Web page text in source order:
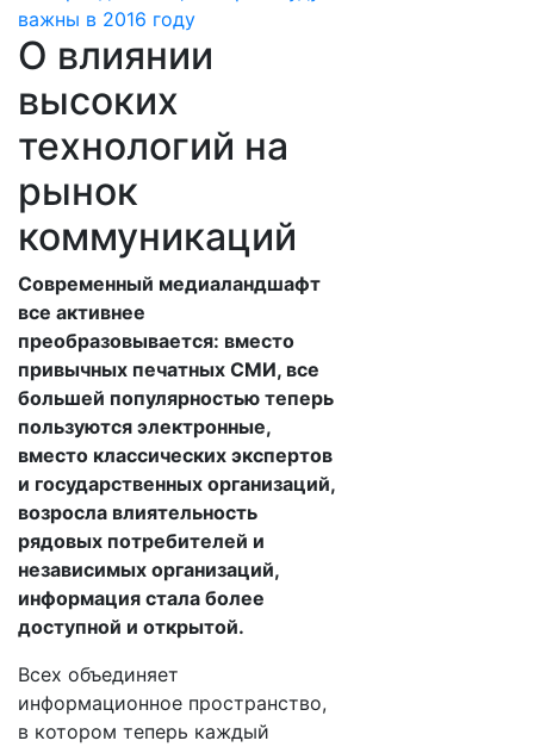
О влиянии
высоких
технологий на
рынок
коммуникаций
Современный медиаландшафт
все активнее
преобразовывается: вместо
привычных печатных СМИ, все
большей популярностью теперь
пользуются электронные,
вместо классических экспертов
и государственных организаций,
возросла влиятельность
рядовых потребителей и
независимых организаций,
информация стала более
доступной и открытой.
Всех объединяет
информационное пространство,
в котором теперь каждый